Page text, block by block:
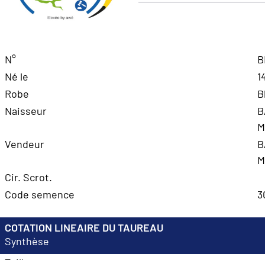
N°
Né le
Robe
Naisseur
Vendeur
Cir. Scrot.
Code semence
COTATION LINEAIRE DU TAUREAU
Synthèse